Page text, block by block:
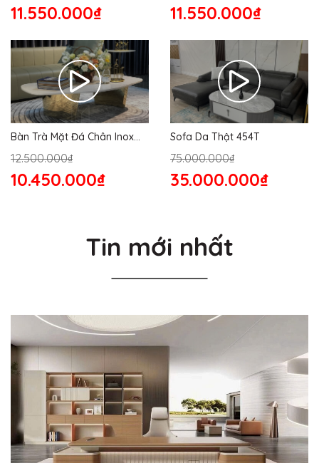
11.550.000₫ 11.550.000₫
Bàn Trà Mặt Đá Chân Inox
12.500.000₫
10.450.000₫
Sofa Da Thật 454T
75.000.000₫
35.000.000₫
Tin mới nhất